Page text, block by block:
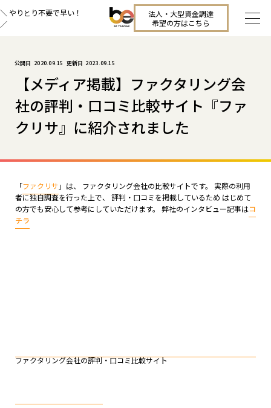
＼ やりとり不要で早い！
／
法人・大型資金調達
希望の方はこちら
【メディア掲載】ファクタリング会
社の評判・口コミ比較サイト『ファ
クリサ』に紹介されました
2020.09.15 2023.09.15
「ファクリサ 」は、 ファクタリング会社の比較サイトです。 実際の利用
者に独自調査を行った上で、 評判・口コミを掲載しているため はじめて
の方でも安心して参考にしていただけます。 弊社のインタビュー記事はコ
チラ
ファクタリング会社の評判・口コミ比較サイト